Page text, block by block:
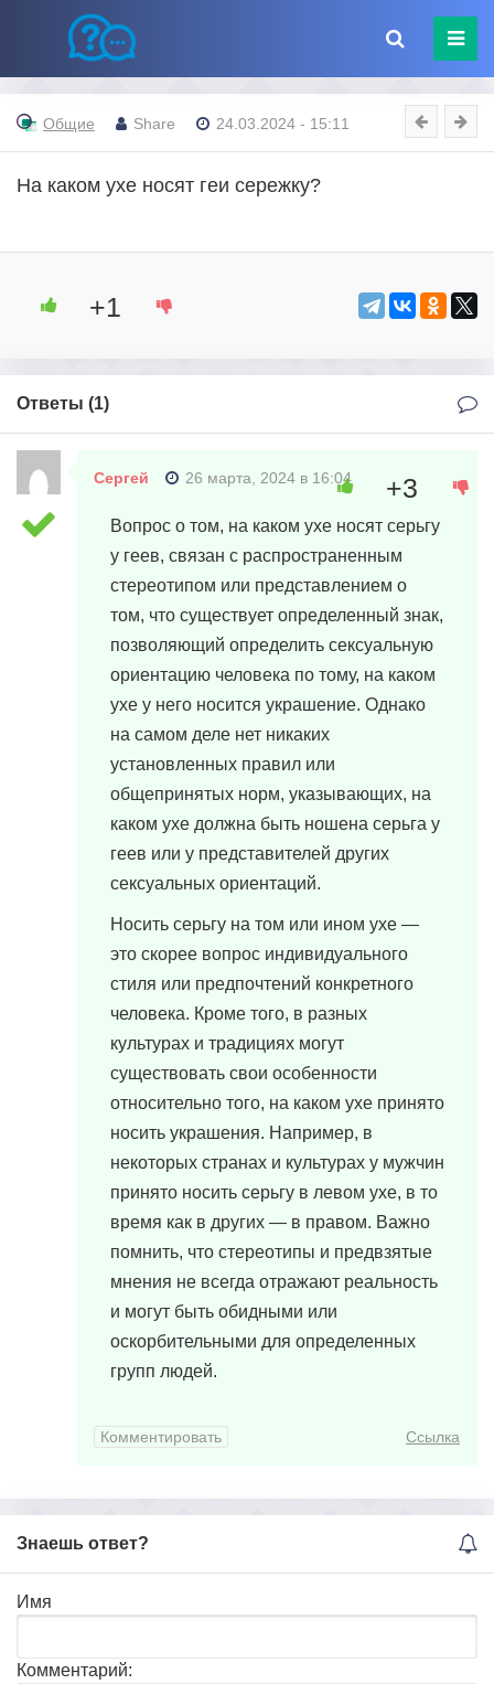
Общие Share 24.03.2024 - 15:11
На каком ухе носят геи сережку?
+1
Ответы (1)
Сергей 26 марта, 2024 в 16:04
Вопрос о том, на каком ухе носят серьгу
у геев, связан с распространенным
стереотипом или представлением о
том, что существует определенный знак,
позволяющий определить сексуальную
ориентацию человека по тому, на каком
ухе у него носится украшение. Однако
на самом деле нет никаких
установленных правил или
общепринятых норм, указывающих, на
каком ухе должна быть ношена серьга у
геев или у представителей других
сексуальных ориентаций.
Носить серьгу на том или ином ухе —
это скорее вопрос индивидуального
стиля или предпочтений конкретного
человека. Кроме того, в разных
культурах и традициях могут
существовать свои особенности
относительно того, на каком ухе принято
носить украшения. Например, в
некоторых странах и культурах у мужчин
принято носить серьгу в левом ухе, в то
время как в других — в правом. Важно
помнить, что стереотипы и предвзятые
мнения не всегда отражают реальность
и могут быть обидными или
оскорбительными для определенных
групп людей.
+3
Комментировать Ссылка
Знаешь ответ?
Имя
Комментарий: